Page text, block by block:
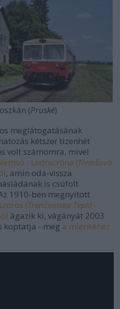
(Pruské)
meglátogatásának
kétszer tizenhét
volt számomra, mivel
- Lednicróna (Nemšová
, amin oda-vissza
is csúfolt
1910-ben megnyitott
(Trenčianska Teplá -
ágazik ki, vágányát 2003
koptatja - meg a mienkéhez